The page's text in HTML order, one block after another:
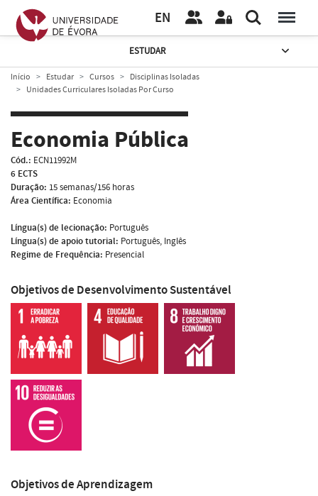
EN
ESTUDAR
Início Estudar Cursos
Disciplinas Isoladas
Unidades Curriculares Isoladas Por Curso
Economia Pública
Cód.: ECN11992M
6 ECTS
Duração: 15 semanas/156 horas
Área Científica: Economia
Língua(s) de lecionação: Português
Língua(s) de apoio tutorial: Português, Inglês
Regime de Frequência: Presencial
Objetivos de Desenvolvimento Sustentável
Objetivos de Aprendizagem